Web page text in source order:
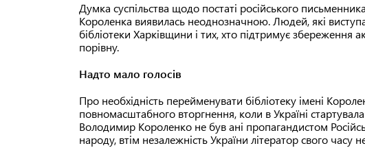
Думка суспільства щодо постаті російського
Короленка виявилась неоднозначною. Людей, які
бібліотеки Харківщини і тих, хто підтримує збереження
порівну.
Надто мало голосів
Про необхідність перейменувати бібліотеку імені
повномасштабного вторгнення, коли в Україні
Володимир Короленко не був ані пропагандистом
народу, втім незалежність України літератор свого часу